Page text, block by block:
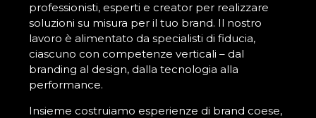
professionisti, esperti e creator per realizzare
soluzioni su misura per il tuo brand. Il nostro
lavoro è alimentato da specialisti di fiducia,
ciascuno con competenze verticali – dal
branding al design, dalla tecnologia alla
performance.
Insieme costruiamo esperienze di brand coese,